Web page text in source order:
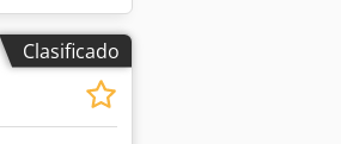
Clasificado